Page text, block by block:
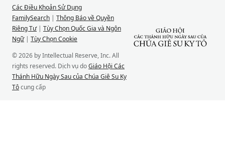
Các Điều Khoản Sử Dụng
FamilySearch | Thông Báo về Quyền
Riêng Tư| Tùy Chọn Quốc Gia và Ngôn
Ngữ| Tùy Chọn Cookie
© 2026 by Intellectual Reserve, Inc. All
rights reserved. Dịch vụ doGiáo Hội Các
Thánh Hữu Ngày Sau của Chúa Giê Su Ky
Tôcung cấp